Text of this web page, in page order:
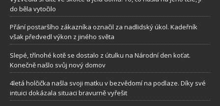
do běla vytočilo
Přání postaršího zákazníka označil za nadlidský úkol. Kadeřník
však předvedl výkon z jiného světa
Slepé, třínohé kotě se dostalo z útulku na Národní den koťat.
Konečně našlo svůj nový domov
4letá holčička našla svoji matku v bezvědomí na podlaze. Díky své
intuici dokázala situaci bravurně vyřešit